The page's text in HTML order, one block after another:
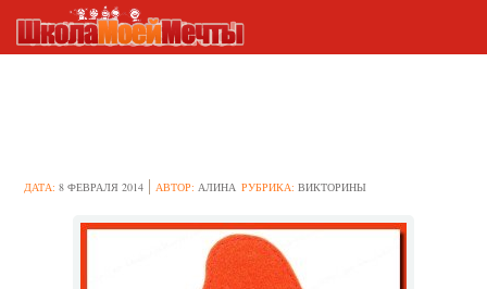
ДАТА:8 ФЕВРАЛЯ 2014 АВТОР:АЛИНА РУБРИКА:ВИКТОРИНЫ